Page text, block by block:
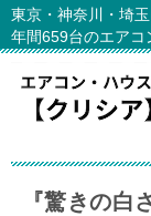
東京・神奈川・埼玉
年間659台のエアコ
『驚きの白